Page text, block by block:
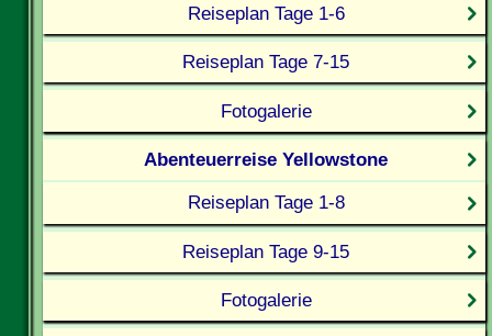
Reiseplan Tage 1-6
Reiseplan Tage 7-15
Fotogalerie
Abenteuerreise Yellowstone
Reiseplan Tage 1-8
Reiseplan Tage 9-15
Fotogalerie